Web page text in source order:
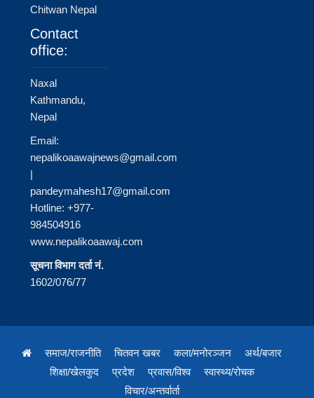
Chitwan Nepal
Contact
office:
Naxal
Kathmandu,
Nepal
Email:
nepalikoaawajnews@gmail.com
|
pandeymahesh17@gmail.com
Hotline: +977-
984504916
www.nepalikoaawaj.com
सूचना विभाग दर्ता नं.
1602/076/77
समाज/राजनीति चितवन खबर कला/मनोरञ्जन
अर्थ/बजार
शिक्षा/खेलकुद
प्रदेश प्रवास/विश्व
स्वास्थ्य/रोचक
विचार/अन्तर्वार्ता